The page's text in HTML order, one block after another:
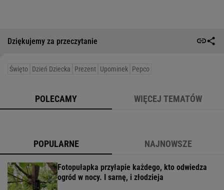
Dziękujemy za przeczytanie
Święto Dzień Dziecka Prezent Upominek Pepco
POLECAMY WIĘCEJ TEMATÓW
POPULARNE NAJNOWSZE
Fotopułapka przyłapie każdego, kto odwiedza
ogród w nocy. I sarnę, i złodzieja